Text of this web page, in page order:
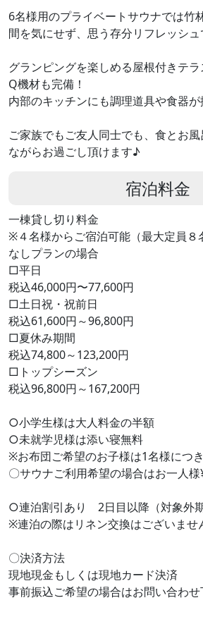
6名様用のプライベートサウナでは竹
間を気にせず、思う存分リフレッシュ
グランピングを楽しめる屋根付きテ
Q機材も完備！
内部のキッチンにも調理道具や食器が
ご家族でもご友人同士でも、食とお
ながらお過ごし頂けます♪
宿泊料金
一棟貸し切り料金
※４名様からご宿泊可能（最大定員
なしプランの場合
□平日
税込46,000円〜77,600円
□土日祝・祝前日
税込61,600円～96,800円
□夏休み期間
税込74,800～123,200円
□トップシーズン
税込96,800円～167,200円
○小学生様は大人料金の半額
○未就学児様は添い寝無料
※お布団ご希望のお子様は1名様につ
〇サウナご利用希望の場合はお一人様
○連泊割引あり 2日目以降（対象外期
※連泊の際はリネン交換はございませ
〇決済方法
現地現金もしくは現地カード決済
事前振込ご希望の場合はお問い合わせ